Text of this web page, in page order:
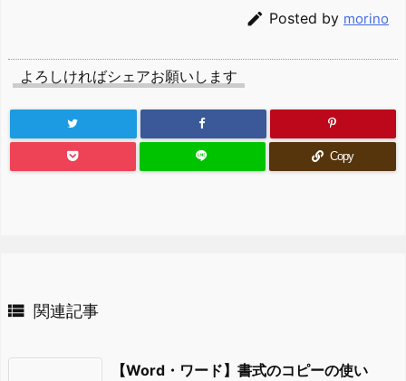
 Posted by morino
よろしければシェアお願いします
Copy
 関連記事
【Word・ワード】書式のコピーの使い